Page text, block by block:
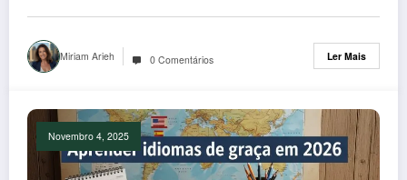
Miriam Arieh 0 Comentários Ler Mais
Novembro 4, 2025